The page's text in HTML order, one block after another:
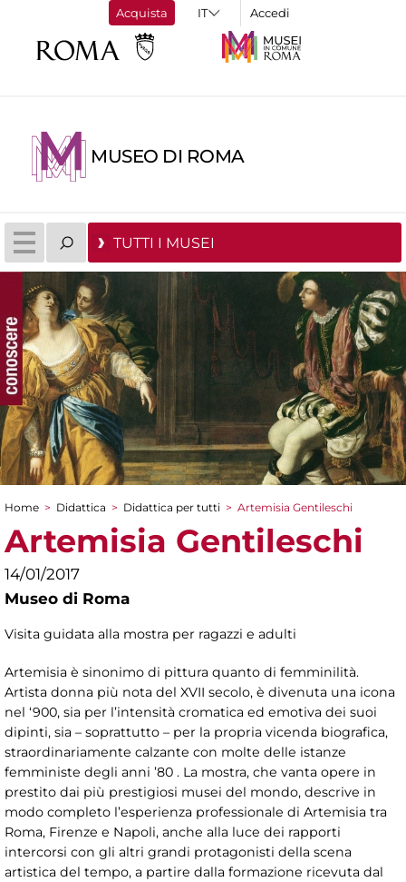
Acquista Accedi
MUSEO DI ROMA
TUTTI I MUSEI
Tu sei qui
Home > Didattica > Didattica per tutti > Artemisia Gentileschi
Artemisia Gentileschi
14/01/2017
Museo di Roma
Visita guidata alla mostra per ragazzi e adulti
Artemisia è sinonimo di pittura quanto di femminilità.
Artista donna più nota del XVII secolo, è divenuta una icona
nel ‘900, sia per l’intensità cromatica ed emotiva dei suoi
dipinti, sia – soprattutto – per la propria vicenda biografica,
straordinariamente calzante con molte delle istanze
femministe degli anni ’80 . La mostra, che vanta opere in
prestito dai più prestigiosi musei del mondo, descrive in
modo completo l’esperienza professionale di Artemisia tra
Roma, Firenze e Napoli, anche alla luce dei rapporti
intercorsi con gli altri grandi protagonisti della scena
artistica del tempo, a partire dalla formazione ricevuta dal